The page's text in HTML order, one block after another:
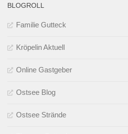
BLOGROLL
Familie Gutteck
Kröpelin Aktuell
Online Gastgeber
Ostsee Blog
Ostsee Strände